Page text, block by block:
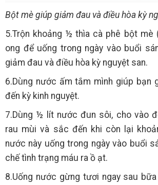
Bột mè giúp giảm đau và điều hòa kỳ
5.Trộn khoảng ½ thìa cà phê bột
ong để uống trong ngày vào buổi
giảm đau và điều hòa kỳ nguyệt san.
6.Dùng nước ấm tắm mình giúp bạn
đến kỳ kinh nguyệt.
7.Dùng ½ lít nước đun sôi, cho vào
rau mùi và sắc đến khi còn lại
nước này uống trong ngày vào buổi
chế tình trạng máu ra ồ ạt.
8.Uống nước gừng tươi ngay sau